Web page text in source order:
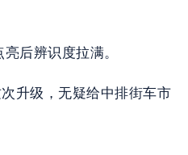
后辨识度拉满。
升级，无疑给中排街车市